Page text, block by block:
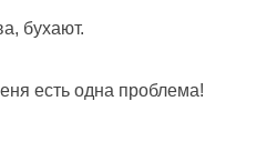
бухают.
есть одна проблема!